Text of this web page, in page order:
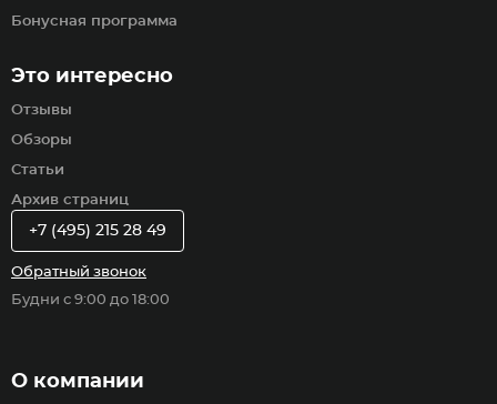
Бонусная программа
Это интересно
Отзывы
Обзоры
Статьи
Архив страниц
О компании
+7 (495) 215 28 49
Обратный звонок
Будни с 9:00 до 18:00